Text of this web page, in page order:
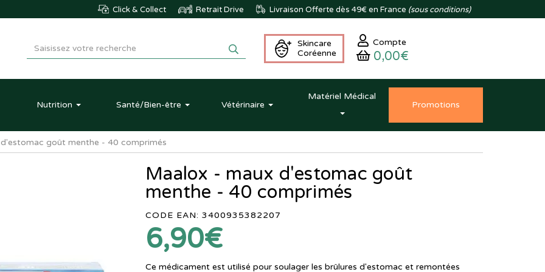
Click & Collect Retrait Drive Livraison Offerte dès 49€ en France (sous conditions)
Skincare
Coréenne
Compte
0,00€
Nutrition Santé/Bien-être Vétérinaire
Matériel Médical
Promotions
goût menthe - 40 comprimés
Maalox - maux d'estomac goût
menthe - 40 comprimés
CODE EAN: 3400935382207
6,90€
Ce médicament est utilisé pour soulager les brûlures d'estomac et remontées